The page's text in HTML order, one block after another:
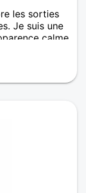
les sorties
Je suis une
calme,
les femmes